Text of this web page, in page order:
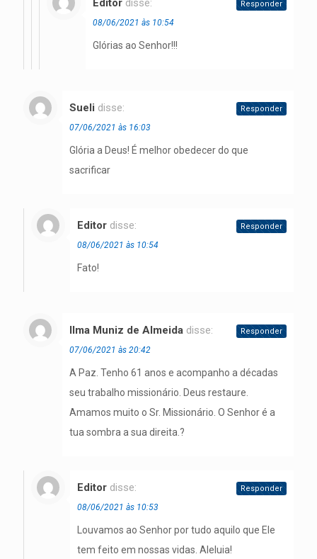
08/06/2021 às 10:54
Glórias ao Senhor!!!
Responder
Sueli disse:
07/06/2021 às 16:03
Glória a Deus! É melhor obedecer do que
sacrificar
Responder
Editor disse:
08/06/2021 às 10:54
Fato!
Responder
Ilma Muniz de Almeida disse:
07/06/2021 às 20:42
A Paz. Tenho 61 anos e acompanho a décadas
seu trabalho missionário. Deus restaure.
Amamos muito o Sr. Missionário. O Senhor é a
tua sombra a sua direita.?
Responder
Editor disse:
08/06/2021 às 10:53
Louvamos ao Senhor por tudo aquilo que Ele
tem feito em nossas vidas. Aleluia!
Responder